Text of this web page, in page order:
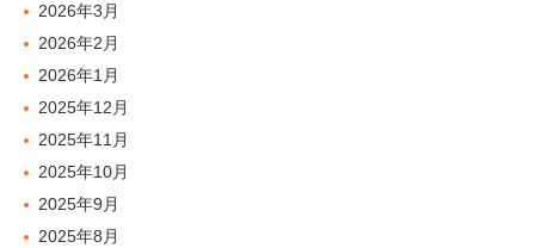
2026年3月
2026年2月
2026年1月
2025年12月
2025年11月
2025年10月
2025年9月
2025年8月